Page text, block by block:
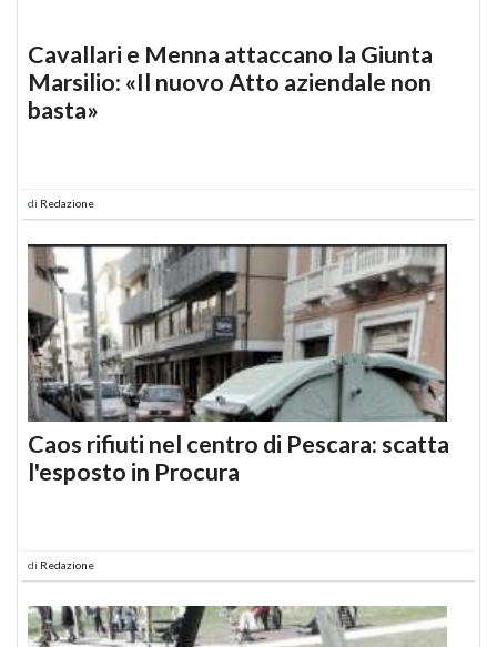
Cavallari e Menna attaccano la Giunta
Marsilio: «Il nuovo Atto aziendale non
basta»
di Redazione
Caos rifiuti nel centro di Pescara: scatta
l'esposto in Procura
di Redazione